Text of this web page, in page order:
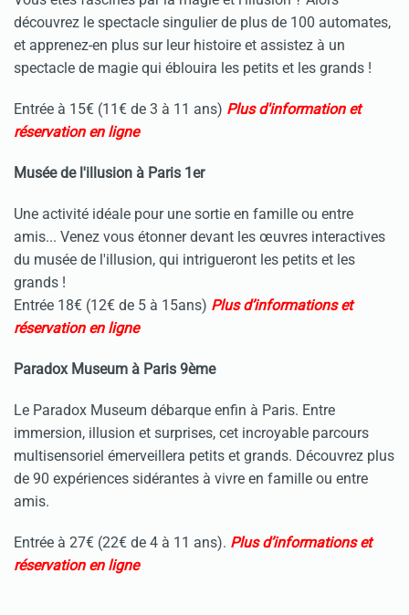
découvrez le spectacle singulier de plus de 100 automates,
et apprenez-en plus sur leur histoire et assistez à un
spectacle de magie qui éblouira les petits et les grands !
Entrée à 15€ (11€ de 3 à 11 ans) Plus d'information et
réservation en ligne
Musée de l'illusion à Paris 1er
Une activité idéale pour une sortie en famille ou entre
amis... Venez vous étonner devant les œuvres interactives
du musée de l'illusion, qui intrigueront les petits et les
grands !
Entrée 18€ (12€ de 5 à 15ans) Plus d’informations et
réservation en ligne
Paradox Museum à Paris 9ème
Le Paradox Museum débarque enfin à Paris. Entre
immersion, illusion et surprises, cet incroyable parcours
multisensoriel émerveillera petits et grands. Découvrez plus
de 90 expériences sidérantes à vivre en famille ou entre
amis.
Entrée à 27€ (22€ de 4 à 11 ans). Plus d’informations et
réservation en ligne